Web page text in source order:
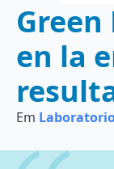
Green
en la
Em